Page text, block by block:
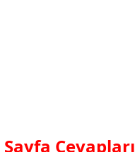
Sayfa Cevapları